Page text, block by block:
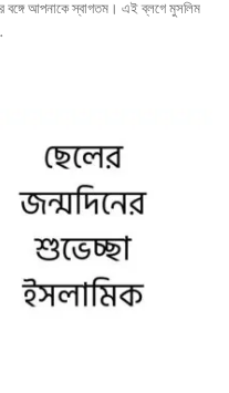
আপনাকে স্বাগতম। এই ব্লগে মুসলিম